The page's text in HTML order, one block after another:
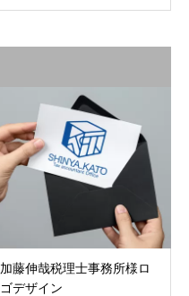
加藤伸哉税理士事務所様ロ
ゴデザイン